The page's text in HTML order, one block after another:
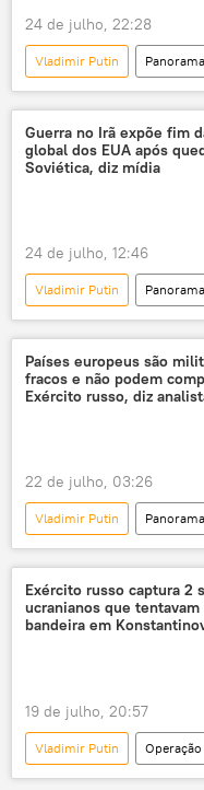
24 de julho, 22:28
Vladimir Putin
Rússia
Europa
mar Báltico
Guerra no Irã expõe fim
global dos EUA após
Soviética, diz mídia
24 de julho, 12:46
Vladimir Putin
Xi Jinping
Pequim
Sputnik
Países europeus são
fracos e não podem
Exército russo, diz
22 de julho, 03:26
Vladimir Putin
Rússia
Europa
Dmitry Peskov
Europa Ocidental
Exército russo captura 2
ucranianos que tentavam
bandeira em
19 de julho, 20:57
Vladimir Putin
Rússia
Europa